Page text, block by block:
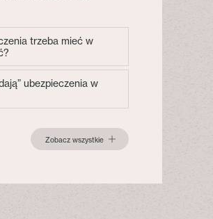
trzeba mieć w
ubezpieczenia w
Zobacz wszystkie